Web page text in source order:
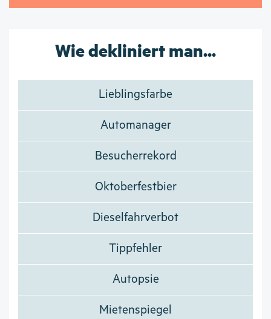
Wie dekliniert man...
Lieblingsfarbe
Automanager
Besucherrekord
Oktoberfestbier
Dieselfahrverbot
Tippfehler
Autopsie
Mietenspiegel